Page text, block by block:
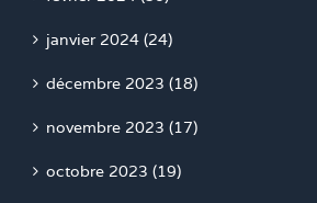
janvier 2024 (24)
décembre 2023 (18)
novembre 2023 (17)
octobre 2023 (19)